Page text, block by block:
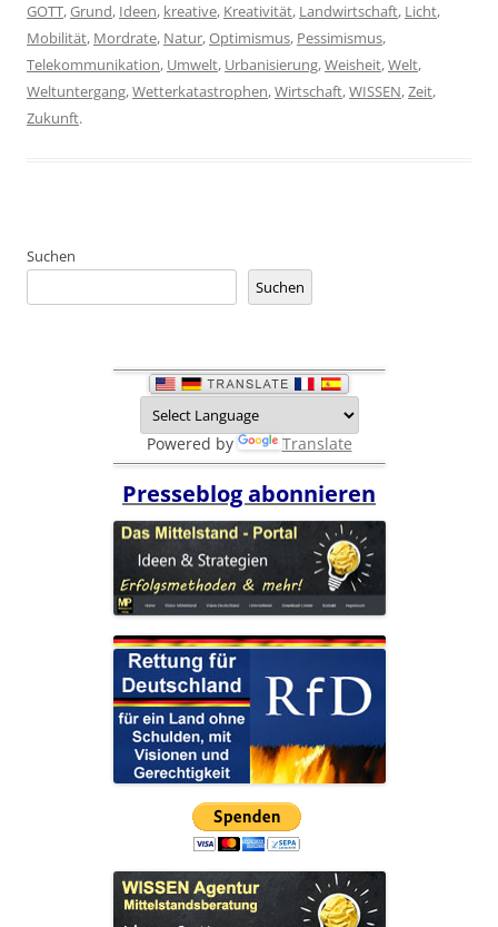
GOTT,Grund, Ideen, kreative, Kreativität, Landwirtschaft, Licht,
Mobilität, Mordrate, Natur,Optimismus, Pessimismus,
Telekommunikation, Umwelt, Urbanisierung,Weisheit,Welt,
Weltuntergang,Wetterkatastrophen,Wirtschaft,WISSEN,Zeit,
Zukunft.
Suchen
Suchen
Powered by Translate
Presseblog abonnieren